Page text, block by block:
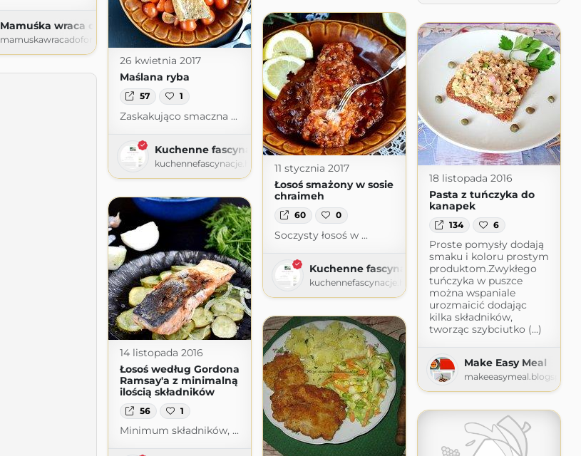
Mamuśka wraca do formy
mamuskawracadoformy.blogspot.com
26 kwietnia 2017
Maślana ryba
57 1
Zaskakująco smaczna ...
Kuchenne fascynacje
kuchennefascynacje.home.blog11 stycznia 2017
Łosoś smażony w sosie
chraimeh
60 0
Soczysty łosoś w ...
Kuchenne fascynacje
kuchennefascynacje.home.blog
18 listopada 2016
Pasta z tuńczyka do
kanapek
134 6
Proste pomysły dodają
smaku i koloru prostym
produktom.Zwykłego
tuńczyka w puszce
można wspaniale
urozmaicić dodając
kilka składników,
tworząc szybciutko (...)
Make Easy Meal
14 listopada 2016
Łosoś według Gordona
Ramsay'a z minimalną
ilością składników
56 1
Minimum składników, ...